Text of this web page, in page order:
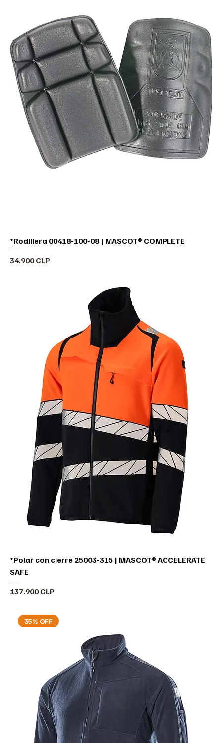
*Rodillera 00418-100-08 | MASCOT® COMPLETE
Precio
34.900 CLP
*Polar con cierre 25003-315 | MASCOT® ACCELERATE
SAFE
Precio
137.900 CLP
35% OFF